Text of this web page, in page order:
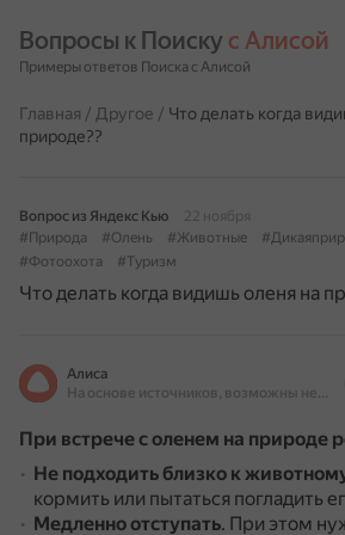
Вопросы к Поиску с Алисой
Примеры ответов Поиска с Алисой
Главная / Другое / Что делать когда
природе??
Вопрос из Яндекс Кью
22 ноября
#Природа
#Олень #Животные
#Фотоохота
#Туризм
Что делать когда видишь оленя на
Алиса
На основе источников, возможны неточности
При встрече с оленем на природе
Не подходить близко к
кормить или пытаться погладить
Медленно отступать. При этом